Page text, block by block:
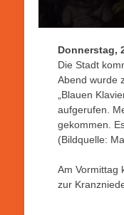
Donnerstag,
Die Stadt
Abend wurde
„Blauen
aufgerufen.
gekommen.
(Bildquelle:
Am Vormittag
zur